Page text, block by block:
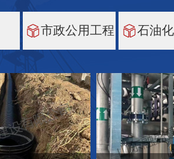
市政公用工程 石油